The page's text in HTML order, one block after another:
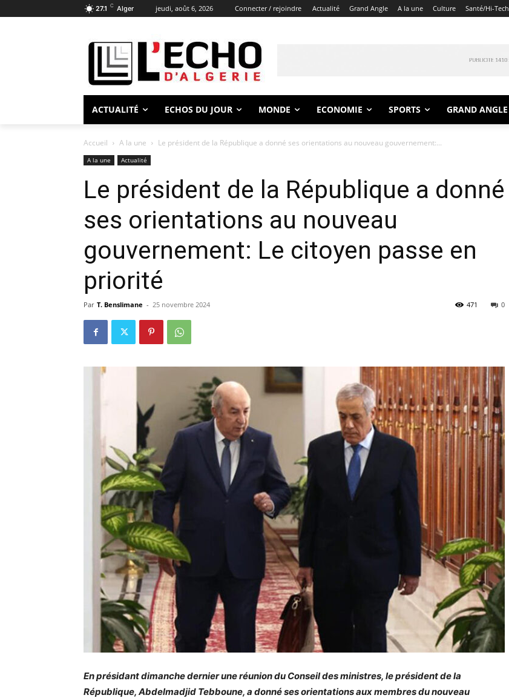
27.1 C Alger jeudi, août 6, 2026 Connecter / rejoindre Actualité Grand Angle A la une Culture Santé/Hi-Tech
ACTUALITÉ ECHOS DU JOUR MONDE ECONOMIE SPORTS GRAND ANGLE
Accueil A la une Le président de la République a donné ses orientations au nouveau gouvernement:...
A la une Actualité
Le président de la République a donné
ses orientations au nouveau
gouvernement: Le citoyen passe en
priorité
Par T. Benslimane - 25 novembre 2024 0
471
En présidant dimanche dernier une réunion du Conseil des ministres, le président de la
République, Abdelmadjid Tebboune, a donné ses orientations aux membres du nouveau